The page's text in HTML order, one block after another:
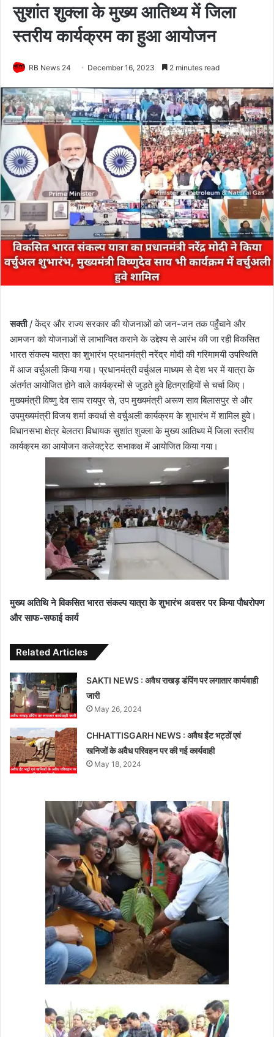
सुशांत शुक्ला के मुख्य आतिथ्य में जिला
स्तरीय कार्यक्रम का हुआ आयोजन
RB News 24 December 16, 2023 2 minutes read
सक्ती/ केंद्र और राज्य सरकार की योजनाओं को जन-जन तक पहुँचाने और
आमजन को योजनाओं से लाभान्वित कराने के उद्देश्य से आरंभ की जा रही विकसित
भारत संकल्प यात्रा का शुभारंभ प्रधानमंत्री नरेंद्र मोदी की गरिमामयी उपस्थिति
में आज वर्चुअली किया गया। प्रधानमंत्री वर्चुअल माध्यम से देश भर में यात्रा के
अंतर्गत आयोजित होने वाले कार्यक्रमों से जुड़ते हुवे हितग्राहियों से चर्चा किए।
मुख्यमंत्री विष्णु देव साय रायपुर से, उप मुख्यमंत्री अरूण साव बिलासपुर से और
उपमुख्यमंत्री विजय शर्मा कवर्धा से वर्चुअली कार्यक्रम के शुभारंभ में शामिल हुवे।
विधानसभा क्षेत्र बेलतरा विधायक सुशांत शुक्ला के मुख्य आतिथ्य में जिला स्तरीय
कार्यक्रम का आयोजन कलेक्ट्रेट सभाकक्ष में आयोजित किया गया।
मुख्य अतिथि ने विकसित भारत संकल्प यात्रा के शुभारंभ अवसर पर किया पौधरोपण
और साफ-सफाई कार्य
Related Articles
SAKTI NEWS : अवैध राखड़ डंपिंग पर लगातार कार्यवाही
जारी
May 26, 2024
CHHATTISGARH NEWS : अवैध ईंट भ‌ट्ठों एवं
खनिजों के अवैध परिवहन पर की गई कार्यवाही
May 18, 2024